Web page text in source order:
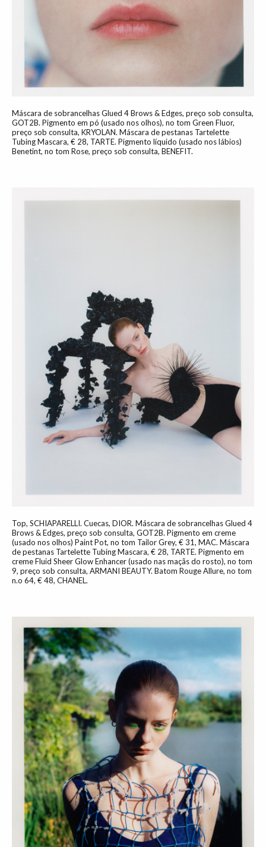
Máscara de sobrancelhas Glued 4 Brows & Edges, preço sob consulta,
GOT2B. Pigmento em pó (usado nos olhos), no tom Green Fluor,
preço sob consulta, KRYOLAN. Máscara de pestanas Tartelette
Tubing Mascara, € 28, TARTE. Pigmento líquido (usado nos lábios)
Benetint, no tom Rose, preço sob consulta, BENEFIT.
Top, SCHIAPARELLI. Cuecas, DIOR. Máscara de sobrancelhas Glued 4
Brows & Edges, preço sob consulta, GOT2B. Pigmento em creme
(usado nos olhos) Paint Pot, no tom Tailor Grey, € 31, MAC. Máscara
de pestanas Tartelette Tubing Mascara, € 28, TARTE. Pigmento em
creme Fluid Sheer Glow Enhancer (usado nas maçãs do rosto), no tom
9, preço sob consulta, ARMANI BEAUTY. Batom Rouge Allure, no tom
n.o 64, € 48, CHANEL.